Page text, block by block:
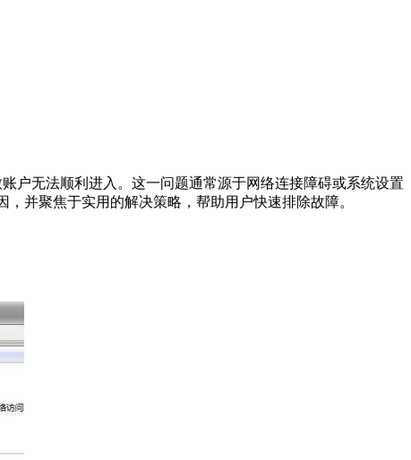
户无法顺利进入。这一问题通常源于网络连接障碍或系统设置
并聚焦于实用的解决策略，帮助用户快速排除故障。